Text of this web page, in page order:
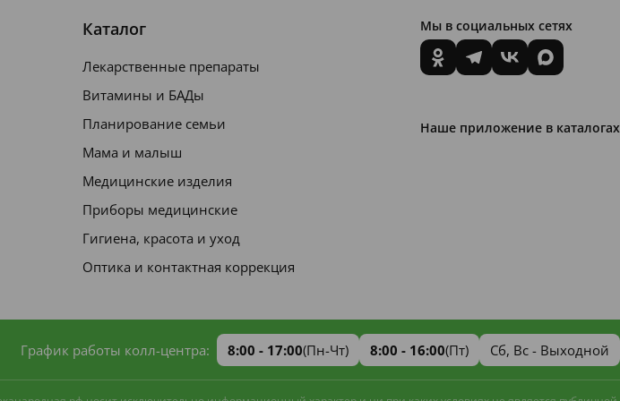
Betaine,
Citrus
Propylene
Каталог
Лекарственные препараты
Витамины и БАДы
Планирование семьи
Мама и малыш
Медицинские изделия
Приборы медицинские
Гигиена, красота и уход
Оптика и контактная коррекция
Мы в социальных сетях
Наше приложение в каталогах
График работы колл-центра: 8:00 - 17:00(Пн-Чт) 8:00 - 16:00(Пт) Сб, Вс - Выходной